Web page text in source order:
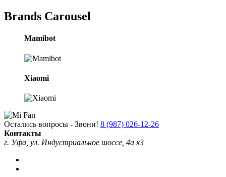
Brands Carousel
Mamibot
Xiaomi
Остались вопросы - Звони! 8 (987) 026-12-26
Контакты
г. Уфа, ул. Индустриальное шоссе, 4а к3